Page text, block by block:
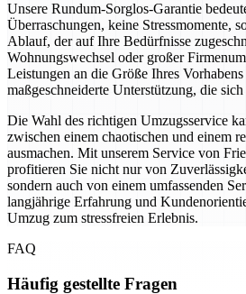
Unsere Rundum-Sorglos-Garantie
Überraschungen, keine Stressmomente,
Ablauf, der auf Ihre Bedürfnisse
Wohnungswechsel oder großer
Leistungen an die Größe Ihres
maßgeschneiderte Unterstützung, die
Die Wahl des richtigen Umzugsservice
zwischen einem chaotischen und einem
ausmachen. Mit unserem Service von
profitieren Sie nicht nur von
sondern auch von einem umfassenden
langjährige Erfahrung und
Umzug zum stressfreien Erlebnis.
FAQ
Häufig gestellte Fragen